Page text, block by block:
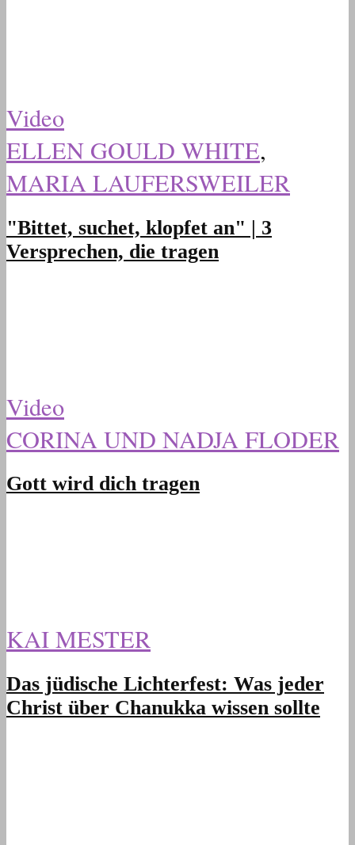
Video
ELLEN GOULD WHITE,
MARIA LAUFERSWEILER
"Bittet, suchet, klopfet an" | 3
Versprechen, die tragen
Video
CORINA UND NADJA FLODER
Gott wird dich tragen
KAI MESTER
Das jüdische Lichterfest: Was jeder
Christ über Chanukka wissen sollte